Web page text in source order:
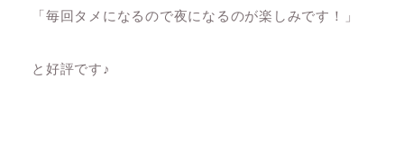
「毎回タメになるので夜になるのが楽しみです！」
と好評です♪